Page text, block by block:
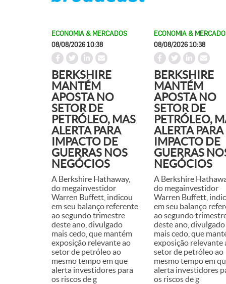
ECONOMIA & MERCADOS
08/08/2026 10:38
BERKSHIRE
MANTÉM
APOSTA NO
SETOR DE
PETRÓLEO, MAS
ALERTA PARA
IMPACTO DE
GUERRAS NOS
NEGÓCIOS
A Berkshire Hathaway,
do megainvestidor
Warren Buffett, indicou
em seu balanço referente
ao segundo trimestre
deste ano, divulgado
mais cedo, que mantém
exposição relevante ao
setor de petróleo ao
mesmo tempo em que
alerta investidores para
os riscos de g
ECONOMIA &
08/08/2026 10:38
BERKSHIRE
MANTÉM
APOSTA NO
SETOR DE
PETRÓLEO,
ALERTA PARA
IMPACTO DE
GUERRAS
NEGÓCIOS
A Berkshire
do megainvestidor
Warren Buffett,
em seu balanço
ao segundo
deste ano, divulgado
mais cedo, que
exposição relevante
setor de petróleo ao
mesmo tempo em
alerta investidores
os riscos de g